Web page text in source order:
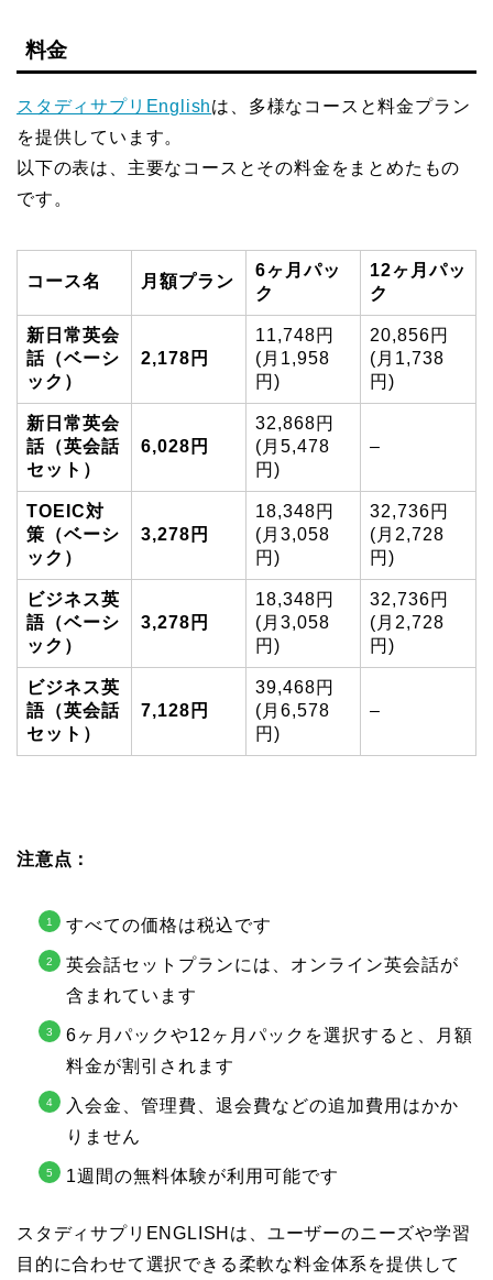
料金
スタディサプリEnglishは、多様なコースと料金プラン
を提供しています。
以下の表は、主要なコースとその料金をまとめたもの
です。
コース名 月額プラン
6ヶ月パッ
ク
12ヶ月パッ
ク
新日常英会
話（ベーシ
ック）
2,178円
11,748円
(月1,958
円)
20,856円
(月1,738
円)
新日常英会
話（英会話
セット）
6,028円
32,868円
(月5,478
円)
–
TOEIC対
策（ベーシ
ック）
3,278円
18,348円
(月3,058
円)
32,736円
(月2,728
円)
ビジネス英
語（ベーシ
ック）
3,278円
18,348円
(月3,058
円)
32,736円
(月2,728
円)
ビジネス英
語（英会話
セット）
7,128円
39,468円
(月6,578
円)
–
注意点：
すべての価格は税込です
英会話セットプランには、オンライン英会話が
含まれています
6ヶ月パックや12ヶ月パックを選択すると、月額
料金が割引されます
入会金、管理費、退会費などの追加費用はかか
りません
1週間の無料体験が利用可能です
スタディサプリENGLISHは、ユーザーのニーズや学習
目的に合わせて選択できる柔軟な料金体系を提供して